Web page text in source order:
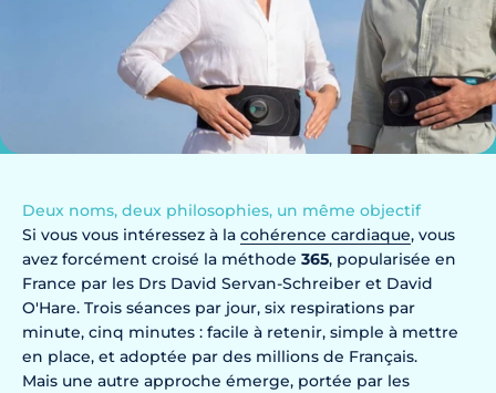
Deux noms, deux philosophies, un même objectif
Si vous vous intéressez à la cohérence cardiaque, vous
avez forcément croisé la méthode 365, popularisée en
France par les Drs David Servan-Schreiber et David
O'Hare. Trois séances par jour, six respirations par
minute, cinq minutes : facile à retenir, simple à mettre
en place, et adoptée par des millions de Français.
Mais une autre approche émerge, portée par les